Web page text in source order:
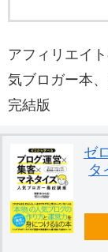
アフィリエイ
気ブロガー本
完結版
ゼ
タ